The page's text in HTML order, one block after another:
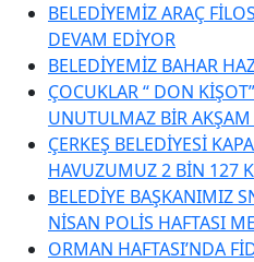
BELEDİYEMİZ ARAÇ
DEVAM EDİYOR
BELEDİYEMİZ BAHAR
ÇOCUKLAR “ DON
UNUTULMAZ BİR AKŞAM
ÇERKEŞ BELEDİYESİ
HAVUZUMUZ 2 BİN 127
BELEDİYE BAŞKANIMIZ
NİSAN POLİS HAFTASI
ORMAN HAFTASI’NDA